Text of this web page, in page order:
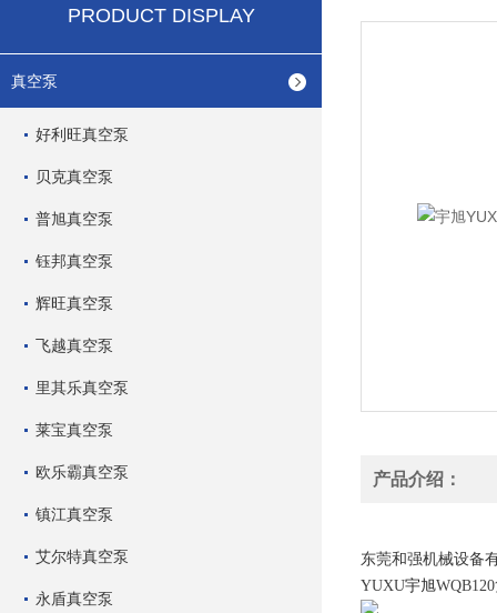
PRODUCT DISPLAY
真空泵
好利旺真空泵
贝克真空泵
普旭真空泵
钰邦真空泵
辉旺真空泵
飞越真空泵
里其乐真空泵
莱宝真空泵
欧乐霸真空泵
镇江真空泵
艾尔特真空泵
永盾真空泵
产品介绍：
东莞和强机械设备
YUXU宇旭